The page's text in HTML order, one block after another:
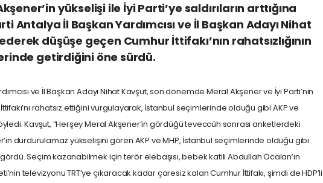
yükselişi ile İyi Parti’ye saldırıların arttığına
Antalya İl Başkan Yardımcısı ve İl Başkan Adayı Nihat
düşüşe geçen Cumhur İttifakı’nın rahatsızlığının
getirdiğini öne sürdü.
ve İl Başkan Adayı Nihat Kavşut, son dönemde Meral Akşener ve İyi Parti’nin
rahatsız ettiğini vurgulayarak, İstanbul seçimlerinde olduğu gibi AKP ve
söyledi. Kavşut, “Herşey Meral Akşener’in gördüğü teveccüh sonrası anketlerdeki
durdurulamaz yükselişini gören AKP ve MHP, İstanbul seçimlerinde olduğu gibi
Seçim kazanabilmek için terör elebaşısı, bebek katili Abdullah Öcalan’ın
televizyonu TRT’ye çıkaracak kadar çaresiz kalan Cumhur İttifakı, şimdi de HDP’li